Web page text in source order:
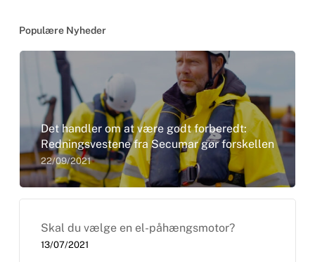
Populære Nyheder
Det handler om at være godt forberedt:
Redningsvestene fra Secumar gør forskellen
22/09/2021
Skal du vælge en el-påhængsmotor?
13/07/2021